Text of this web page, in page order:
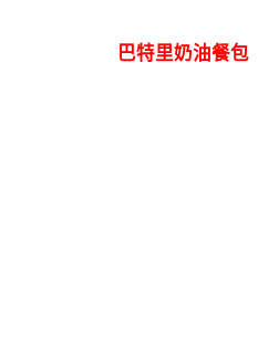
巴特里奶油餐包